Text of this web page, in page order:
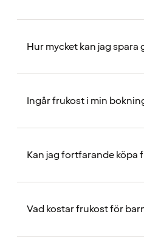
Hur mycket kan jag
Ingår frukost i min
Kan jag fortfarande köpa
Vad kostar frukost för